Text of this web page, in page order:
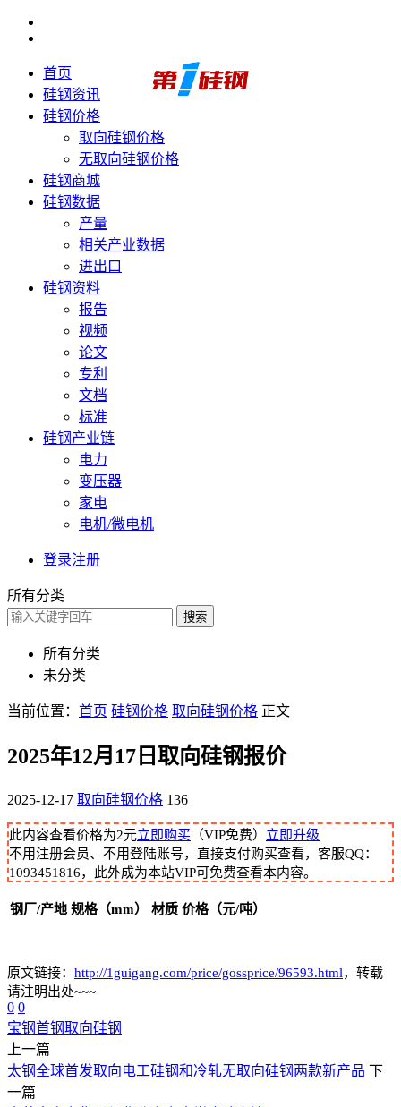
首页
硅钢资讯
硅钢价格
取向硅钢价格
无取向硅钢价格
硅钢商城
硅钢数据
产量
相关产业数据
进出口
硅钢资料
报告
视频
论文
专利
文档
标准
硅钢产业链
电力
变压器
家电
电机/微电机
登录注册
所有分类
搜索
所有分类
未分类
当前位置： 首页 硅钢价格 取向硅钢价格 正文
2025年12月17日取向硅钢报价
2025-12-17 取向硅钢价格 136
此内容查看价格为2元立即购买 （VIP免费） 立即升级
不用注册会员、不用登陆账号，直接支付购买查看，客服QQ：
1093451816，此外成为本站VIP可免费查看本内容。
钢厂/产地 规格（mm） 材质 价格（元/吨）
原文链接： http://1guigang.com/price/gossprice/96593.html，转载
请注明出处~~~
0 0
宝钢首钢取向硅钢
上一篇
太钢全球首发取向电工硅钢和冷轧无取向硅钢两款新产品 下
一篇